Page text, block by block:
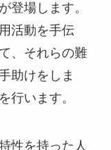
登場します。
活動を手伝
、それらの難
助けをしま
行います。
性を持った人